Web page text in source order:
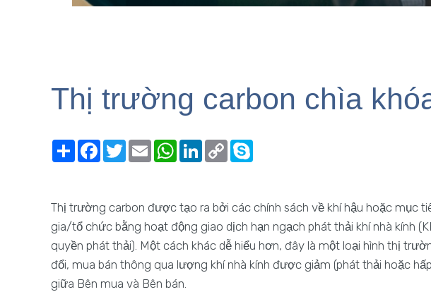
Thị trường carbon chìa
ShareFacebook
TwitterEmail WhatsApp
LinkedIn
Copy
Link
Thị trường carbon được tạo ra bởi các chính sách về khí hậu hoặc mục
gia/tổ chức bằng hoạt động giao dịch hạn ngạch phát thải khí nhà kính
quyền phát thải). Một cách khác dễ hiểu hơn, đây là một loại hình thị
đổi, mua bán thông qua lượng khí nhà kính được giảm (phát thải hoặc
giữa Bên mua và Bên bán.